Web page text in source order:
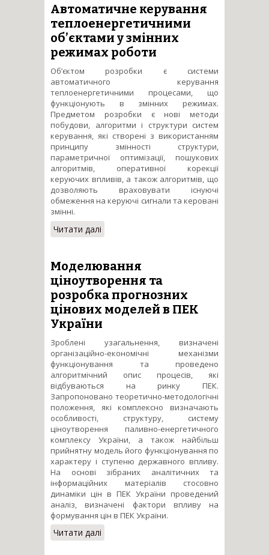
високореакційних палив та
енергозберігаючих газових
пальників для котлоагрегатів.
Автоматичне керування
теплоенергетичними
об’єктами у змінних
режимах роботи
Об’єктом розробки є системи
автоматичного керування
теплоенергетичними процесами, що
функціонують в змінних режимах.
Предметом розробки є нові методи
побудови, алгоритми і структури систем
керування, які створені з використанням
принципу змінності структури,
параметричної оптимізації, пошукових
алгоритмів, оперативної корекції
керуючих впливів, а також алгоритмів, що
дозволяють враховувати існуючі
обмеження на керуючі сигнали та керовані
змінні.
Читати далі
теплоенергетичними
роботи
Моделювання
ціноутворення та
розробка прогнозних
цінових моделей в ПЕК
України
Зроблені узагальнення, визначені
організаційно-економічні механізми
функціонування та проведено
алгоритмічний опис процесів, які
відбуваються на ринку ПЕК.
Запропоновано теоретично-методологічні
положення, які комплексно визначають
особливості, структуру, систему
ціноутворення паливно-енергетичного
комплексу України, а також найбільш
прийнятну модель його функціонування по
характеру і ступеню державного впливу.
На основі зібраних аналітичних та
інформаційних матеріалів стосовно
динаміки цін в ПЕК України проведений
аналіз, визначені фактори впливу на
формування цін в ПЕК України.
Читати далі
ціноутворення та розробка